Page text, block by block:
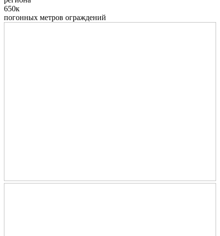
650к
погонных метров ограждений